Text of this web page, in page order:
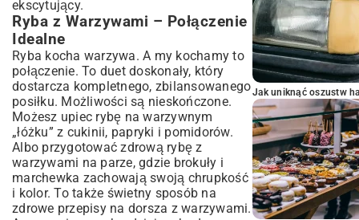
ekscytujący.
Ryba z Warzywami – Połączenie
Idealne
Ryba kocha warzywa. A my kochamy to
połączenie. To duet doskonały, który
dostarcza kompletnego, zbilansowanego
posiłku. Możliwości są nieskończone.
Możesz upiec rybę na warzywnym
„łóżku” z cukinii, papryki i pomidorów.
Albo przygotować zdrową rybę z
warzywami na parze, gdzie brokuły i
marchewka zachowają swoją chrupkość
i kolor. To także świetny sposób na
zdrowe przepisy na dorsza z warzywami.
Jak uniknąć oszustw